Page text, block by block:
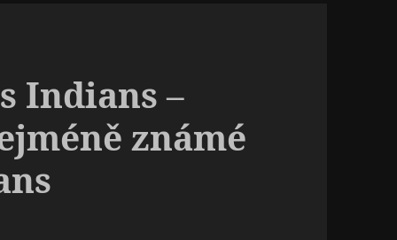
Indians –
známé